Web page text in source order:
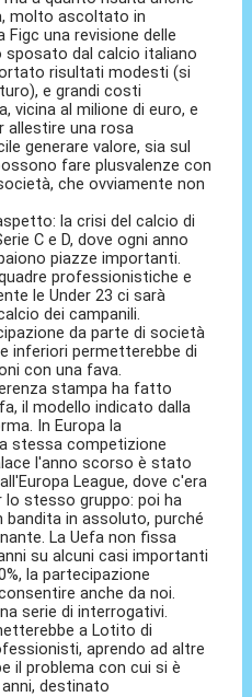
molto ascoltato in
Figc una revisione delle
sposato dal calcio italiano
risultati modesti (si
e grandi costi
vicina al milione di euro, e
allestire una rosa
generare valore, sia sul
fare plusvalenze con
che ovviamente non
la crisi del calcio di
C e D, dove ogni anno
piazze importanti.
professionistiche e
le Under 23 ci sarà
dei campanili.
da parte di società
inferiori permetterebbe di
con una fava.
stampa ha fatto
il modello indicato dalla
In Europa la
stessa competizione
l'anno scorso è stato
League, dove c'era
lo stesso gruppo: poi ha
in assoluto, purché
La Uefa non fissa
su alcuni casi importanti
la partecipazione
anche da noi.
serie di interrogativi.
a Lotito di
aprendo ad altre
il problema con cui si è
destinato